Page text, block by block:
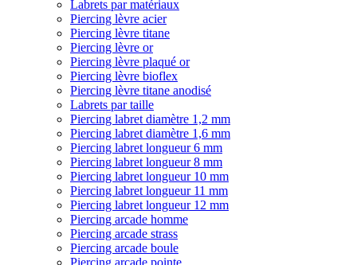
Labrets par matériaux
Piercing lèvre acier
Piercing lèvre titane
Piercing lèvre or
Piercing lèvre plaqué or
Piercing lèvre bioflex
Piercing lèvre titane anodisé
Labrets par taille
Piercing labret diamètre 1,2 mm
Piercing labret diamètre 1,6 mm
Piercing labret longueur 6 mm
Piercing labret longueur 8 mm
Piercing labret longueur 10 mm
Piercing labret longueur 11 mm
Piercing labret longueur 12 mm
Piercing arcade homme
Piercing arcade strass
Piercing arcade boule
Piercing arcade pointe